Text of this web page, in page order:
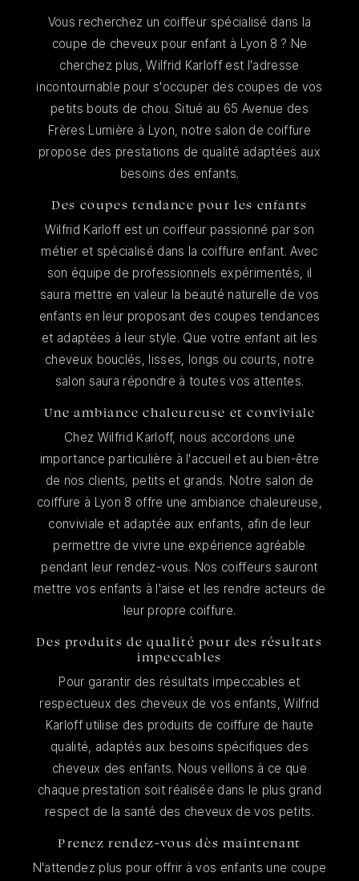
Vous recherchez un coiffeur spécialisé dans la
coupe de cheveux pour enfant à Lyon 8 ? Ne
cherchez plus, Wilfrid Karloff est l'adresse
incontournable pour s'occuper des coupes de vos
petits bouts de chou. Situé au 65 Avenue des
Frères Lumière à Lyon, notre salon de coiffure
propose des prestations de qualité adaptées aux
besoins des enfants.
Des coupes tendance pour les enfants
Wilfrid Karloff est un coiffeur passionné par son
métier et spécialisé dans la coiffure enfant. Avec
son équipe de professionnels expérimentés, il
saura mettre en valeur la beauté naturelle de vos
enfants en leur proposant des coupes tendances
et adaptées à leur style. Que votre enfant ait les
cheveux bouclés, lisses, longs ou courts, notre
salon saura répondre à toutes vos attentes.
Une ambiance chaleureuse et conviviale
Chez Wilfrid Karloff, nous accordons une
importance particulière à l'accueil et au bien-être
de nos clients, petits et grands. Notre salon de
coiffure à Lyon 8 offre une ambiance chaleureuse,
conviviale et adaptée aux enfants, afin de leur
permettre de vivre une expérience agréable
pendant leur rendez-vous. Nos coiffeurs sauront
mettre vos enfants à l'aise et les rendre acteurs de
leur propre coiffure.
Des produits de qualité pour des résultats
impeccables
Pour garantir des résultats impeccables et
respectueux des cheveux de vos enfants, Wilfrid
Karloff utilise des produits de coiffure de haute
qualité, adaptés aux besoins spécifiques des
cheveux des enfants. Nous veillons à ce que
chaque prestation soit réalisée dans le plus grand
respect de la santé des cheveux de vos petits.
Prenez rendez-vous dès maintenant
N'attendez plus pour offrir à vos enfants une coupe